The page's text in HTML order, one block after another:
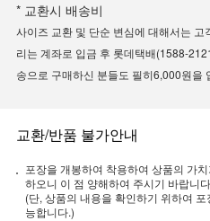
* 교환시 배송비
사이즈 교환 및 단순 변심에 대해서는
리는 계좌로 입금 후 롯데택배(1588-
송으로 구매하신 분들도 필히6,000원을
교환/반품 불가안내
포장을 개봉하여 착용하여 상품의 가
하오니 이 점 양해하여 주시기 바랍니
(단, 상품의 내용을 확인하기 위하여
능합니다.)